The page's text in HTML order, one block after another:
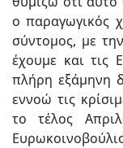
ο παραγωγικός
σύντομος, με
έχουμε και τις
πλήρη εξάμηνη
εννοώ τις
το τέλος